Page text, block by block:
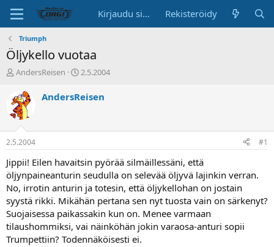
Kirjaudu sisään Rekisteröidy
Triumph
Öljykello vuotaa
K
s
k
u
s
t
e
l
u
n
a
l
o
i
t
AndersReisen
A
o
p
ä
v
ä
2.5.2004
AndersReisen
2.5.2004 #1
Jippii! Eilen havaitsin pyörää silmäillessäni, että
öljynpaineanturin seudulla on selevää öljyvä lajinkin verran.
No, irrotin anturin ja totesin, että öljykellohan on jostain
syystä rikki. Mikähän pertana sen nyt tuosta vain on särkenyt?
Suojaisessa paikassakin kun on. Menee varmaan
tilaushommiksi, vai näinköhän jokin varaosa-anturi sopii
Trumpettiin? Todennäköisesti ei.